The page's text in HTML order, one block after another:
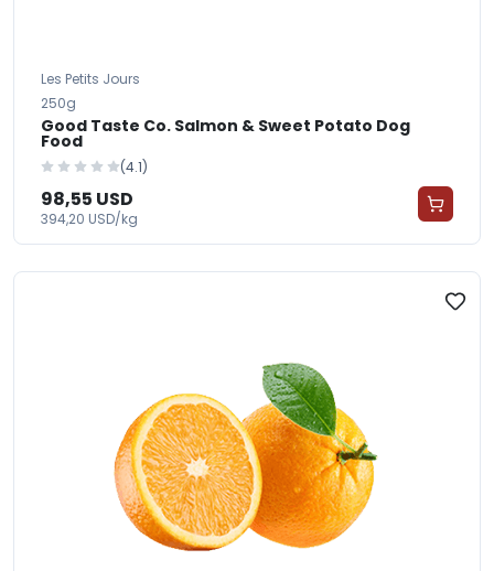
Les Petits Jours
250g
Good Taste Co. Salmon & Sweet Potato Dog
Food
(4.1)
98,55 USD
394,20 USD/kg